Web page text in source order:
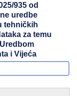
935 оd
uredbe
tehničkih
za temu
i Vijeća